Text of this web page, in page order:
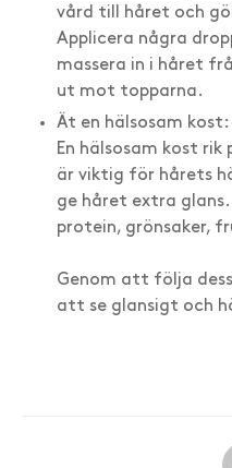
vård till håret och
Applicera några
massera in i håret
ut mot topparna.
Ät en hälsosam kost:
En hälsosam kost
är viktig för hårets
ge håret extra
protein, grönsaker,
Genom att följa
att se glansigt och